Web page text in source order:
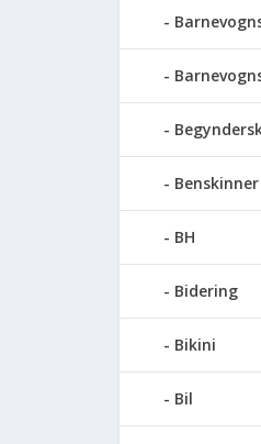
Benskinner
BH
Bidering
Bikini
Bil